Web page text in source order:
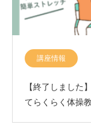
講座情報
【終了しました
てらくらく体操